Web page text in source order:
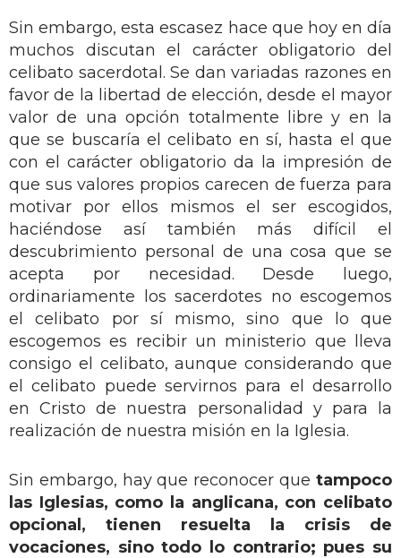
Sin embargo, esta escasez hace que hoy en día
muchos discutan el carácter obligatorio del
celibato sacerdotal. Se dan variadas razones en
favor de la libertad de elección, desde el mayor
valor de una opción totalmente libre y en la
que se buscaría el celibato en sí, hasta el que
con el carácter obligatorio da la impresión de
que sus valores propios carecen de fuerza para
motivar por ellos mismos el ser escogidos,
haciéndose así también más difícil el
descubrimiento personal de una cosa que se
acepta por necesidad. Desde luego,
ordinariamente los sacerdotes no escogemos
el celibato por sí mismo, sino que lo que
escogemos es recibir un ministerio que lleva
consigo el celibato, aunque considerando que
el celibato puede servirnos para el desarrollo
en Cristo de nuestra personalidad y para la
realización de nuestra misión en la Iglesia.
Sin embargo, hay que reconocer que tampoco
las Iglesias, como la anglicana, con celibato
opcional, tienen resuelta la crisis de
vocaciones, sino todo lo contrario; pues su